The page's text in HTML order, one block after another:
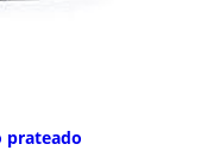
prateado